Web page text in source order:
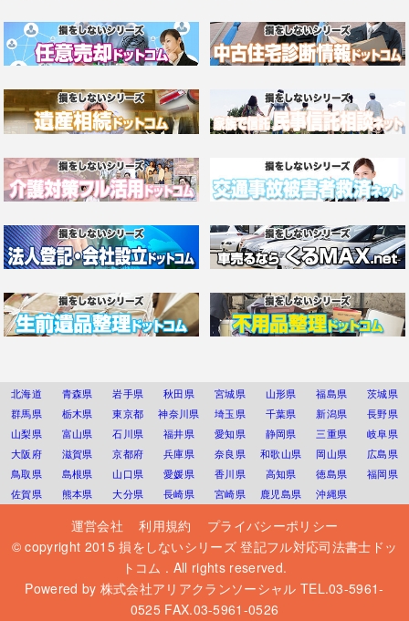
北海道 青森県 岩手県 秋田県 宮城県 山形県 福島県
茨城県
群馬県
栃木県 東京都 神奈川県 埼玉県 千葉県 新潟県
長野県
山梨県
富山県 石川県 福井県 愛知県 静岡県 三重県
岐阜県
大阪府
滋賀県 京都府 兵庫県 奈良県 和歌山県 岡山県
広島県
鳥取県
島根県 山口県 愛媛県 香川県 高知県 徳島県
福岡県
佐賀県
熊本県 大分県 長崎県 宮崎県 鹿児島県 沖縄県
運営会社 利用規約
プライバシーポリシー
© copyright 2015損をしないシリーズ 登記フル対応司法書士ドッ
トコム . All rights reserved.
Powered by 株式会社アリアクランソーシャル TEL.03-5961-
0525 FAX.03-5961-0526